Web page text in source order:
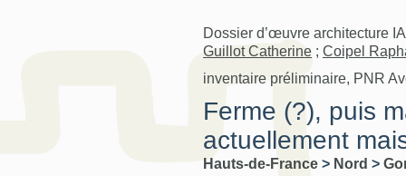
Dossier d’œuvre architecture
Guillot Catherine ; Coipel
inventaire préliminaire, PNR
Ferme (?), puis
actuellement
Hauts-de-France > Nord >